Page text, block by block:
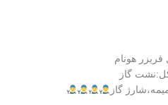
فریزر هونام
گاز
گاز